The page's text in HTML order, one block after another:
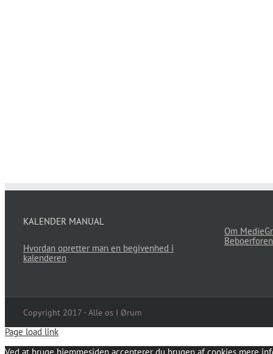
KALENDER MANUAL
Hvordan opretter man en begivenhed i
kalenderen
Om
Copyright 2017 - Alle os I Ørum
Page load link
Ved at bruge hjemmesiden accepterer du brugen af cookies mere